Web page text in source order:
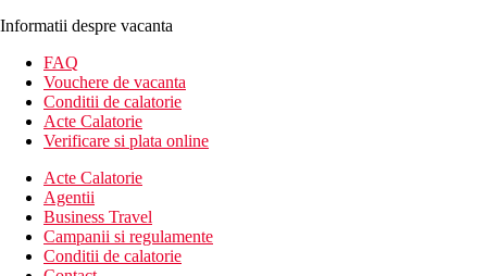
Informatii despre vacanta
FAQ
Vouchere de vacanta
Conditii de calatorie
Acte Calatorie
Verificare si plata online
Acte Calatorie
Agentii
Business Travel
Campanii si regulamente
Conditii de calatorie